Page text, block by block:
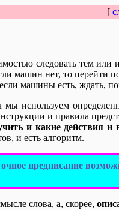
[
следовать тем
машин нет, то перейти
машины есть, ждать,
используем
и правила
и какие действия
и есть алгоритм.
пpедписание
слова, а, скорее,